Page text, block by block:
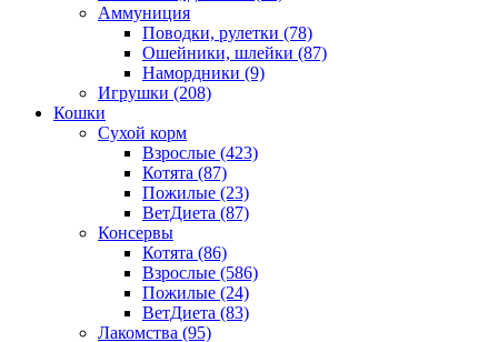
Аммуниция
Поводки, рулетки (78)
Ошейники, шлейки (87)
Намордники (9)
Игрушки (208)
Кошки
Сухой корм
Взрослые (423)
Котята (87)
Пожилые (23)
ВетДиета (87)
Консервы
Котята (86)
Взрослые (586)
Пожилые (24)
ВетДиета (83)
Лакомства (95)